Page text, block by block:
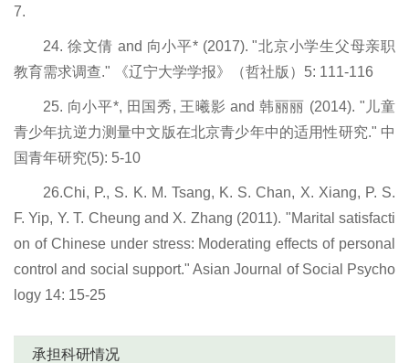
7.
24. 徐文倩 and 向小平* (2017). "北京小学生父母亲职
教育需求调查." 《辽宁大学学报》（哲社版）5: 111-116
25. 向小平*, 田国秀, 王曦影 and 韩丽丽 (2014). "儿童
青少年抗逆力测量中文版在北京青少年中的适用性研究." 中
国青年研究(5): 5-10
26.Chi, P., S. K. M. Tsang, K. S. Chan, X. Xiang, P. S.
F. Yip, Y. T. Cheung and X. Zhang (2011). "Marital satisfacti
on of Chinese under stress: Moderating effects of personal
control and social support." Asian Journal of Social Psycho
logy 14: 15-25
承担科研情况